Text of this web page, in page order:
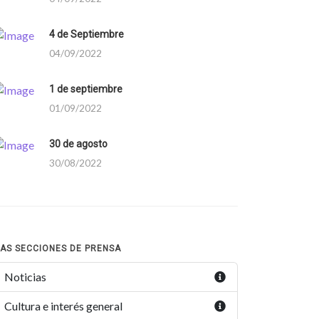
4 de Septiembre
04/09/2022
1 de septiembre
01/09/2022
30 de agosto
30/08/2022
SECCIONES DE PRENSA
Noticias
Cultura e interés general